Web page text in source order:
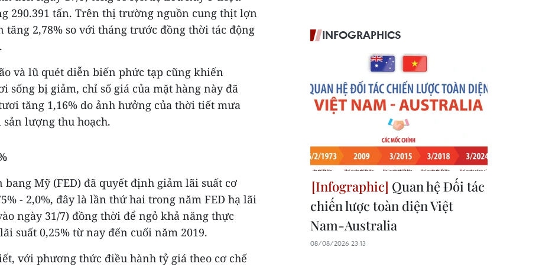
290.391 tấn. Trên thị trường nguồn cung thịt lợn
2,78% so với tháng trước đồng thời tác động
và lũ quét diễn biến phức tạp cũng khiến
sống bị giảm, chỉ số giá của mặt hàng này đã
tăng 1,16% do ảnh hưởng của thời tiết mưa
lượng thu hoạch.
bang Mỹ (FED) đã quyết định giảm lãi suất cơ
- 2,0%, đây là lần thứ hai trong năm FED hạ lãi
ngày 31/7) đồng thời để ngỏ khả năng thực
suất 0,25% từ nay đến cuối năm 2019.
với phương thức điều hành tỷ giá theo cơ chế
INFOGRAPHICS
Quan hệ Đối tác
chiến lược toàn diện Việt
Nam-Australia
08/08/2026 23:13